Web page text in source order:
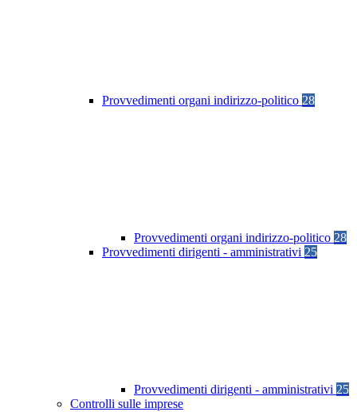
Provvedimenti organi indirizzo-politico 28
Provvedimenti organi indirizzo-politico 28
Provvedimenti dirigenti - amministrativi 25
Provvedimenti dirigenti - amministrativi 25
Controlli sulle imprese